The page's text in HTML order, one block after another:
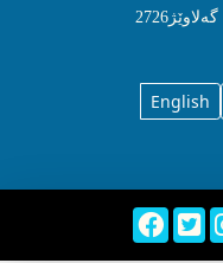
English